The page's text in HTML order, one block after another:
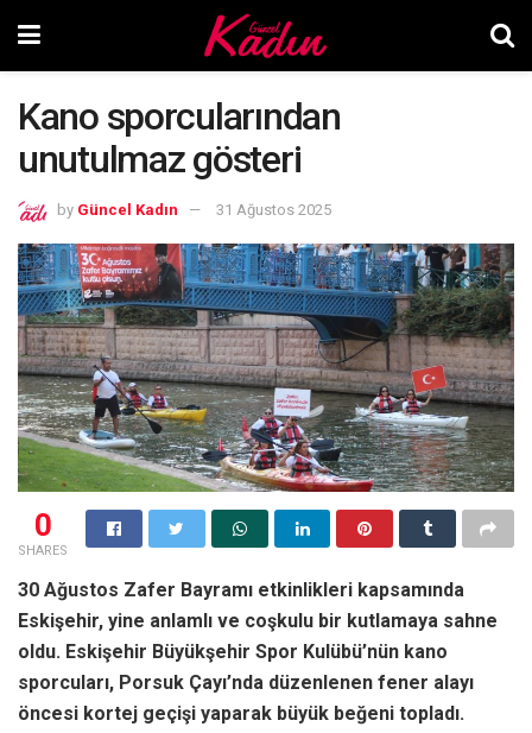
Kano sporcularından
unutulmaz gösteri
by Güncel Kadın 31 Ağustos 2025
0
SHARES
30 Ağustos Zafer Bayramı etkinlikleri kapsamında
Eskişehir, yine anlamlı ve coşkulu bir kutlamaya sahne
oldu. Eskişehir Büyükşehir Spor Kulübü’nün kano
sporcuları, Porsuk Çayı’nda düzenlenen fener alayı
öncesi kortej geçişi yaparak büyük beğeni topladı.